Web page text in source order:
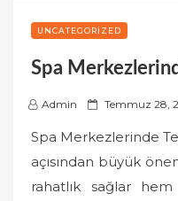
UNCATEGORIZED
Spa
Admin
P
s
t
e
Temmuz 28,
Spa Merkezlerinde
açısından büyük
rahatlık sağlar